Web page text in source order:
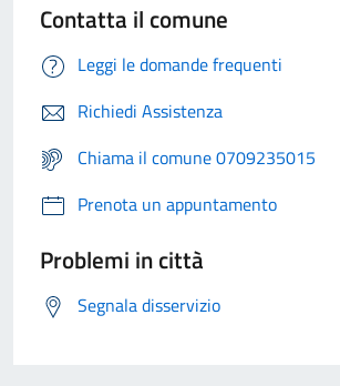
Contatta il comune
Leggi le domande frequenti
Richiedi Assistenza
Chiama il comune 0709235015
Prenota un appuntamento
Problemi in città
Segnala disservizio